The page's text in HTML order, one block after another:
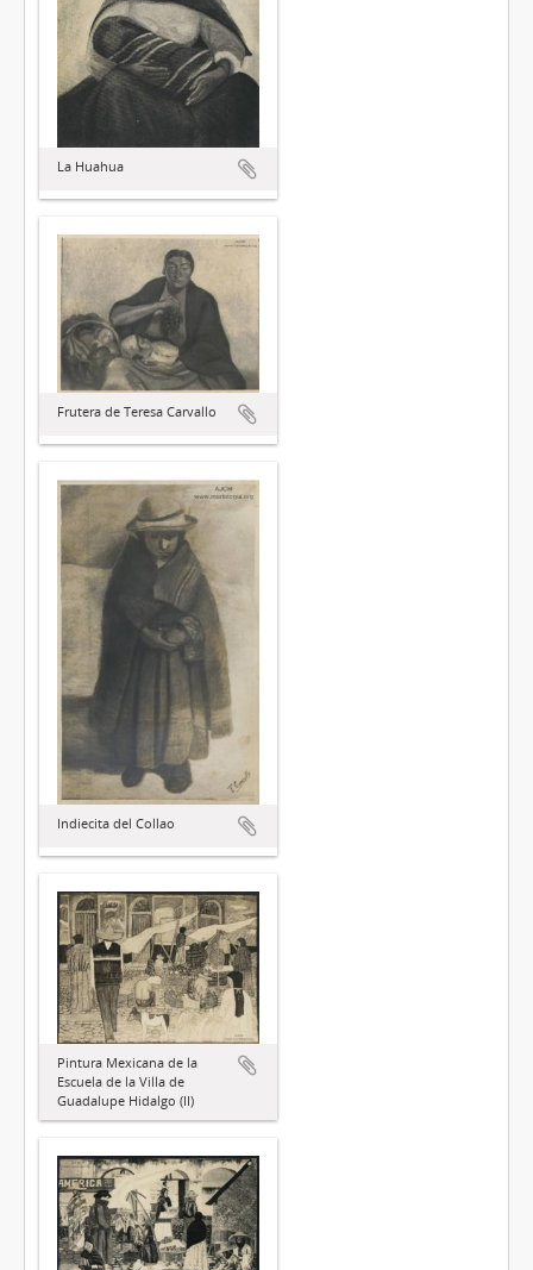
La Huahua
Frutera de Teresa Carvallo
Indiecita del Collao
Pintura Mexicana de la
Escuela de la Villa de
Guadalupe Hidalgo (II)